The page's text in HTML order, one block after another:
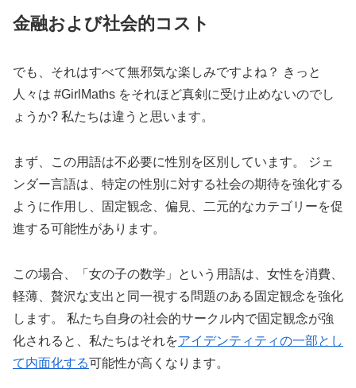
金融および社会的コスト
でも、それはすべて無邪気な楽しみですよね？ きっと
人々は #GirlMaths をそれほど真剣に受け止めないのでし
ょうか? 私たちは違うと思います。
まず、この用語は不必要に性別を区別しています。 ジェ
ンダー言語は、特定の性別に対する社会の期待を強化する
ように作用し、固定観念、偏見、二元的なカテゴリーを促
進する可能性があります。
この場合、「女の子の数学」という用語は、女性を消費、
軽薄、贅沢な支出と同一視する問題のある固定観念を強化
します。 私たち自身の社会的サークル内で固定観念が強
化されると、私たちはそれをアイデンティティの一部とし
て内面化する可能性が高くなります。